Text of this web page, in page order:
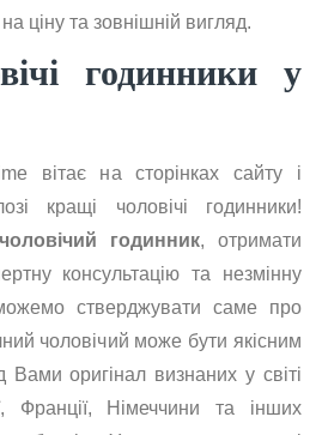
ціну та зовнішній вигляд.
годинники у
вітає на сторінках сайту і
кращі чоловічі годинники!
годинник, отримати
консультацію та незмінну
стверджувати саме про
чоловічий може бути якісним
оригінал визнаних у світі
Франції, Німеччини та інших